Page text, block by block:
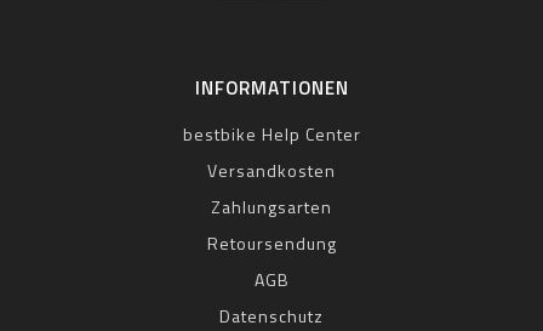
INFORMATIONEN
bestbike Help Center
Versandkosten
Zahlungsarten
Retoursendung
AGB
Datenschutz